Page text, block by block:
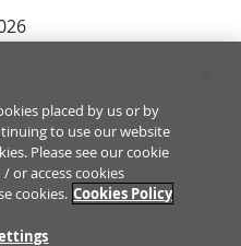
légales
pour les investisseurs
placed by us or by
to use our website
Please see our cookie
or access cookies
cookies. Cookies Policy